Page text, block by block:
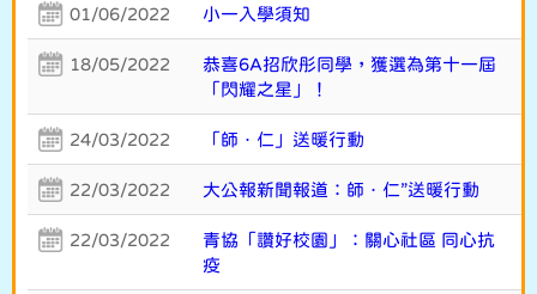
01/06/2022 小一入學須知
18/05/2022
恭喜6A招欣彤同學，獲選為第十一屆
「閃耀之星」！
24/03/2022 「師．仁」送暖行動
22/03/2022 大公報新聞報道：師．仁”送暖行動
22/03/2022
青協「讚好校園」：關心社區 同心抗
疫